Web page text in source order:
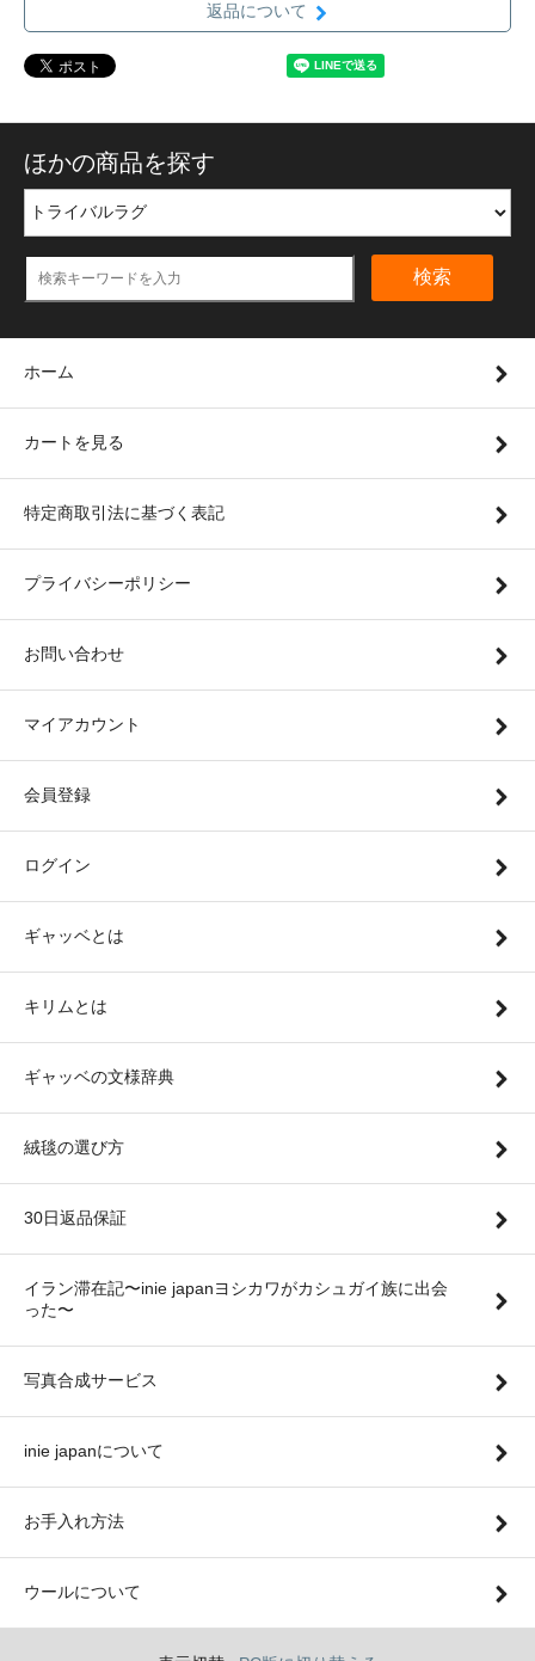
返品について
ほかの商品を探す
検索
ホーム
カートを見る
特定商取引法に基づく表記
プライバシーポリシー
お問い合わせ
マイアカウント
会員登録
ログイン
ギャッベとは
キリムとは
ギャッベの文様辞典
絨毯の選び方
30日返品保証
イラン滞在記〜inie japanヨシカワがカシュガイ族に出会
った〜
写真合成サービス
inie japanについて
お手入れ方法
ウールについて